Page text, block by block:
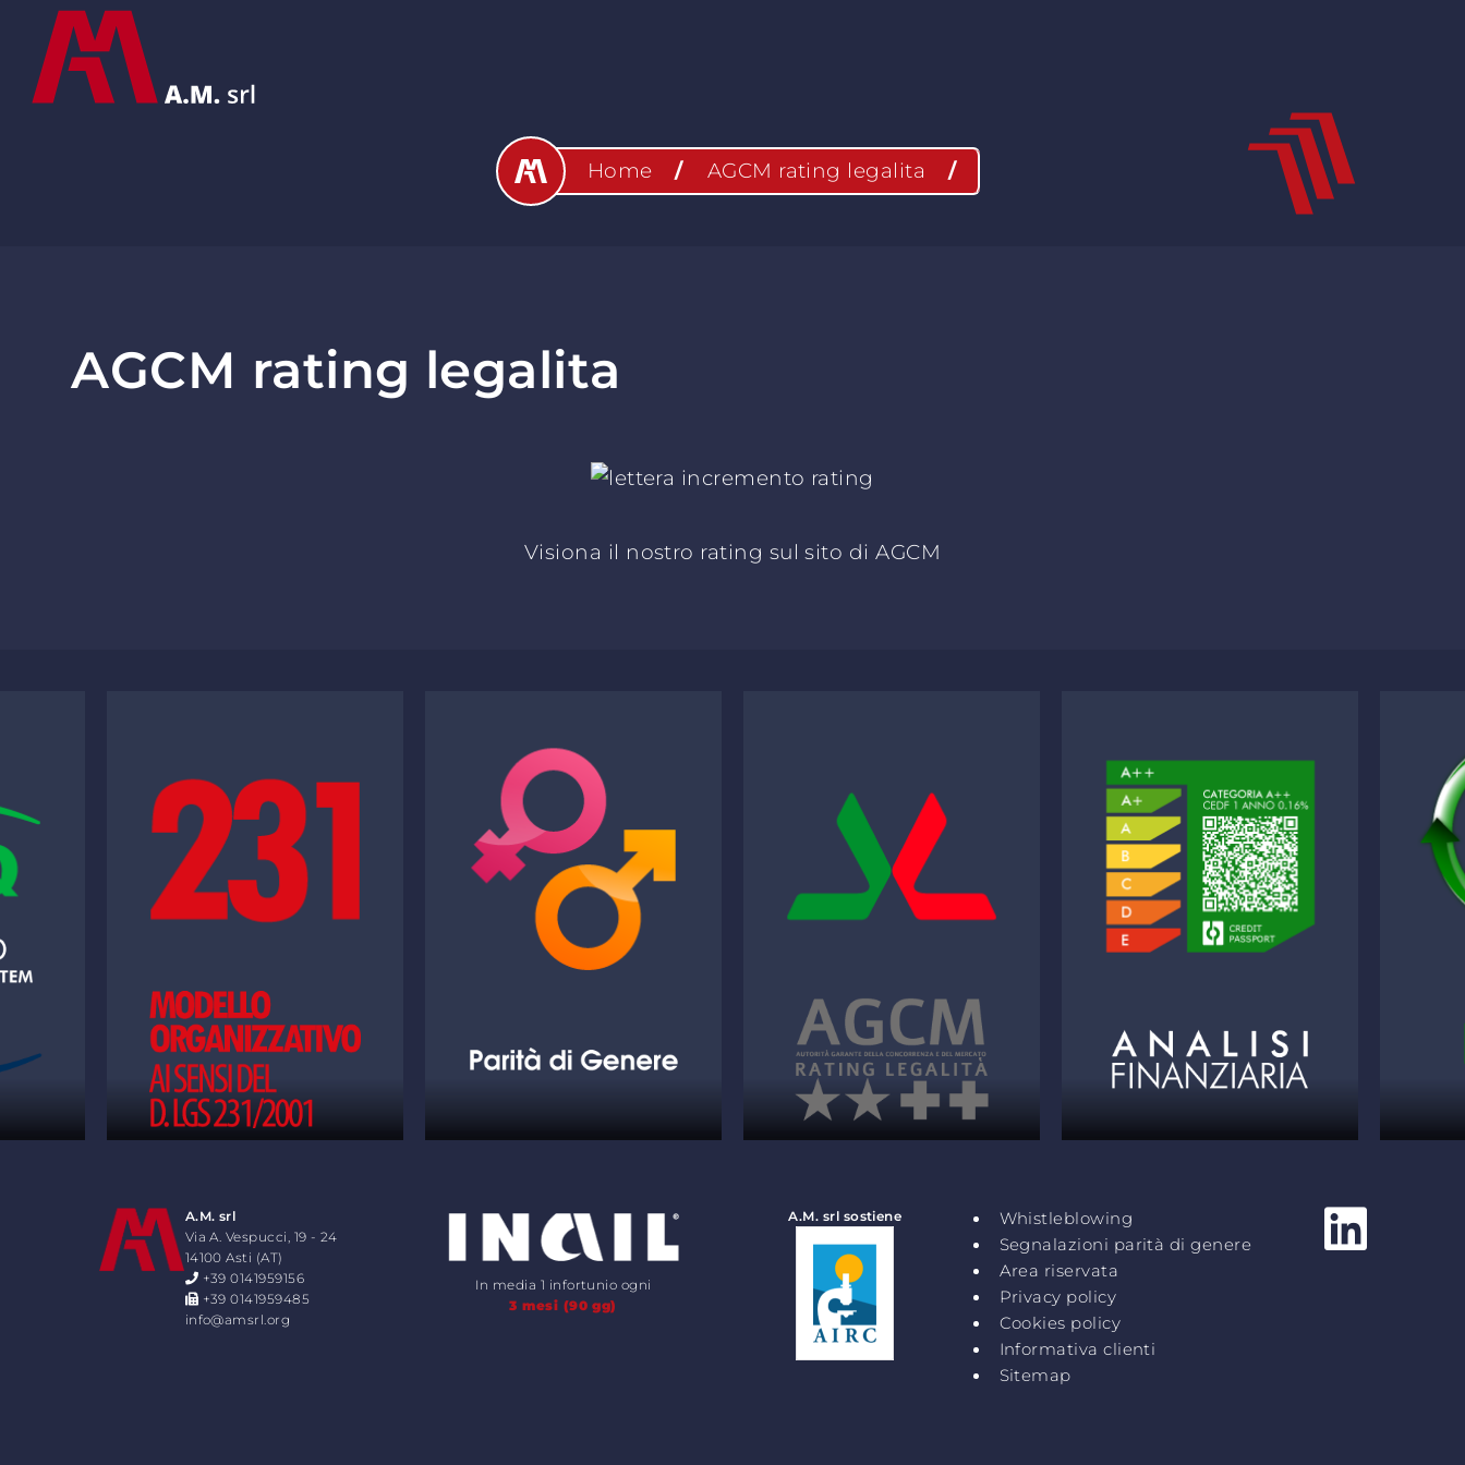
Home AGCM rating legalita
AGCM rating legalita
Visiona il nostro rating sul sito di AGCM
A.M. srl
Via A. Vespucci, 19 - 24
14100 Asti (AT)
+39 0141959156
+39 0141959485
info@amsrl.org
In media 1 infortunio ogni
3 mesi (90 gg)
A.M. srl sostiene
Whistleblowing
Segnalazioni parità di genere
Area riservata
Privacy policy
Cookies policy
Informativa clienti
Sitemap